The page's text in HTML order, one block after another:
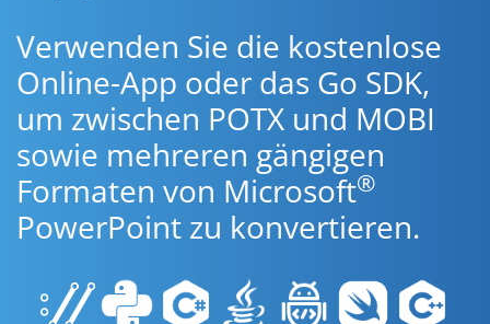
Verwenden Sie die kostenlose
Online-App oder das Go SDK,
um zwischen POTX und MOBI
sowie mehreren gängigen
Formaten von Microsoft®
PowerPoint zu konvertieren.